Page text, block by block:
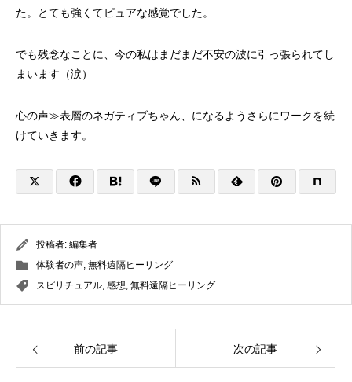
た。とても強くてピュアな感覚でした。
でも残念なことに、今の私はまだまだ不安の波に引っ張られてし
まいます（涙）
心の声≫表層のネガティブちゃん、になるようさらにワークを続
けていきます。
投稿者: 編集者
体験者の声, 無料遠隔ヒーリング
スピリチュアル, 感想, 無料遠隔ヒーリング
前の記事 次の記事